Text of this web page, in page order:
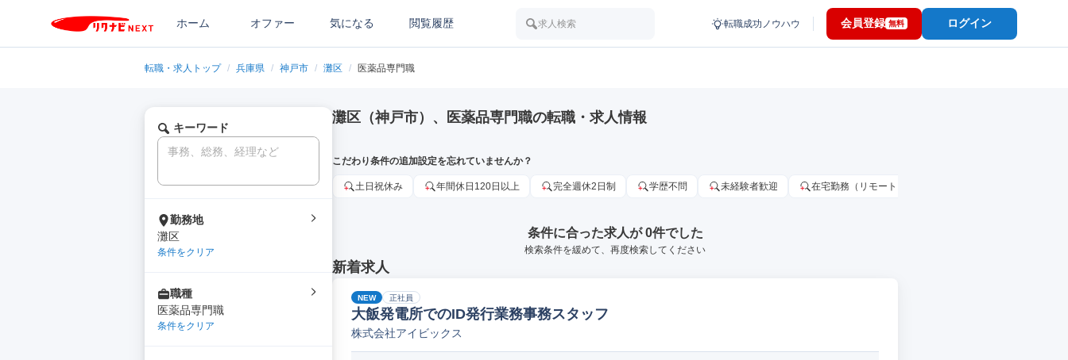
ホーム オファー 気になる 閲覧履歴 求人検索 転職成功ノウハウ 会員登録 無料 ログイン
転職・求人トップ / 兵庫県 / 神戸市 / 灘区 / 医薬品専門職
キーワード
勤務地
灘区
条件をクリア
職種
医薬品専門職
条件をクリア
灘区（神戸市）、医薬品専門職の転職・求人情報
こだわり条件の追加設定を忘れていませんか？
土日祝休み 年間休日120日以上 完全週休2日制 学歴不問 未経験者歓迎 在宅勤務（リモートワーク）OK
条件に合った求人が 0件でした
検索条件を緩めて、再度検索してください
新着求人
NEW 正社員
大飯発電所でのID発行業務事務スタッフ
株式会社アイビックス